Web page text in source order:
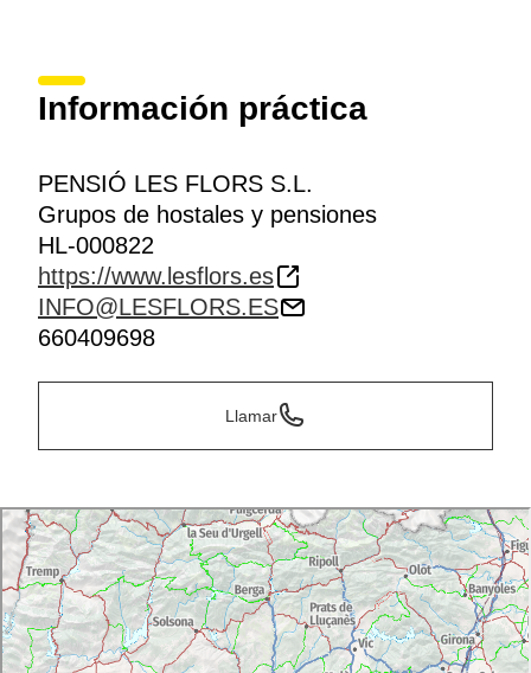
Información práctica
PENSIÓ LES FLORS S.L.
Grupos de hostales y pensiones
HL-000822
https://www.lesflors.es
INFO@LESFLORS.ES
660409698
Llamar